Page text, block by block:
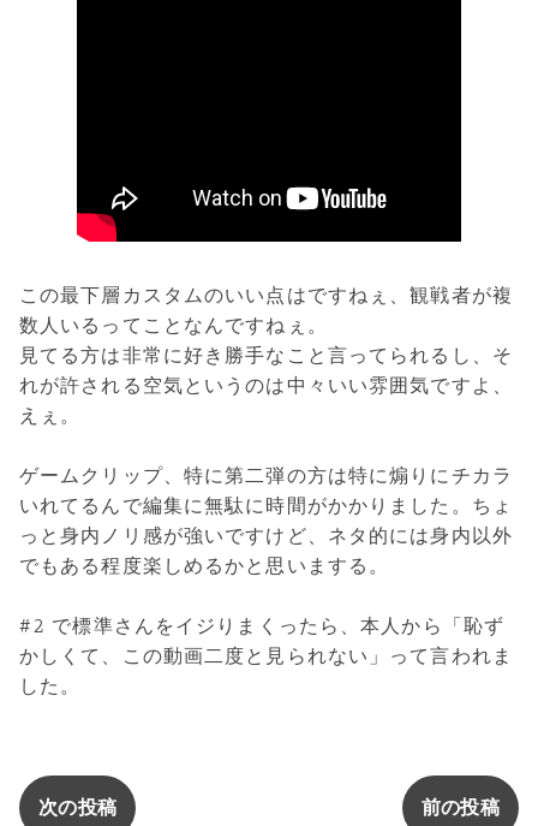
この最下層カスタムのいい点はですねぇ、観戦者が複
数人いるってことなんですねぇ。
見てる方は非常に好き勝手なこと言ってられるし、そ
れが許される空気というのは中々いい雰囲気ですよ、
えぇ。
ゲームクリップ、特に第二弾の方は特に煽りにチカラ
いれてるんで編集に無駄に時間がかかりました。ちょ
っと身内ノリ感が強いですけど、ネタ的には身内以外
でもある程度楽しめるかと思いまする。
#2 で標準さんをイジりまくったら、本人から「恥ず
かしくて、この動画二度と見られない」って言われま
した。
次の投稿 前の投稿